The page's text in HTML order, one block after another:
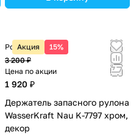
Акция 15%
Розничная цена
3 200 ₽
Цена по акции
1 920 ₽
Держатель запасного рулона
WasserKraft Nau K-7797 хром,
декор